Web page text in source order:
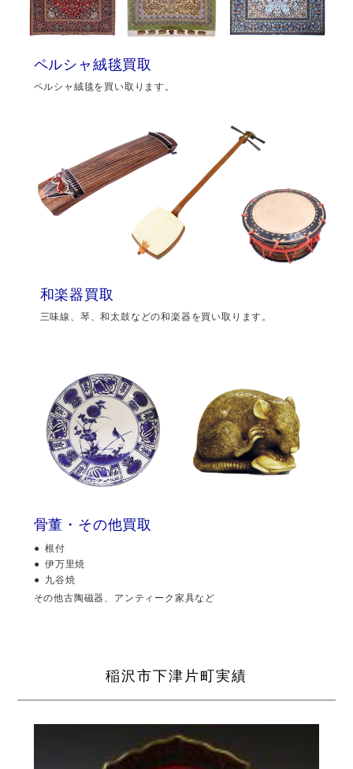
ペルシャ絨毯買取
ペルシャ絨毯を買い取ります。
和楽器買取
三味線、琴、和太鼓などの和楽器を買い取ります。
骨董・その他買取
根付
伊万里焼
九谷焼
その他古陶磁器、アンティーク家具など
稲沢市下津片町実績